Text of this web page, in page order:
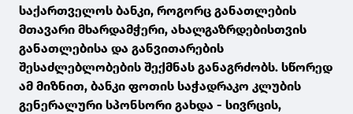
საქართველოს ბანკი, როგორც განათლების
მთავარი მხარდამჭერი, ახალგაზრდებისთვის
განათლებისა და განვითარების
შესაძლებლობების შექმნას განაგრძობს. სწორედ
ამ მიზნით, ბანკი ფოთის საჭადრაკო კლუბის
გენერალური სპონსორი გახდა - სივრცის,